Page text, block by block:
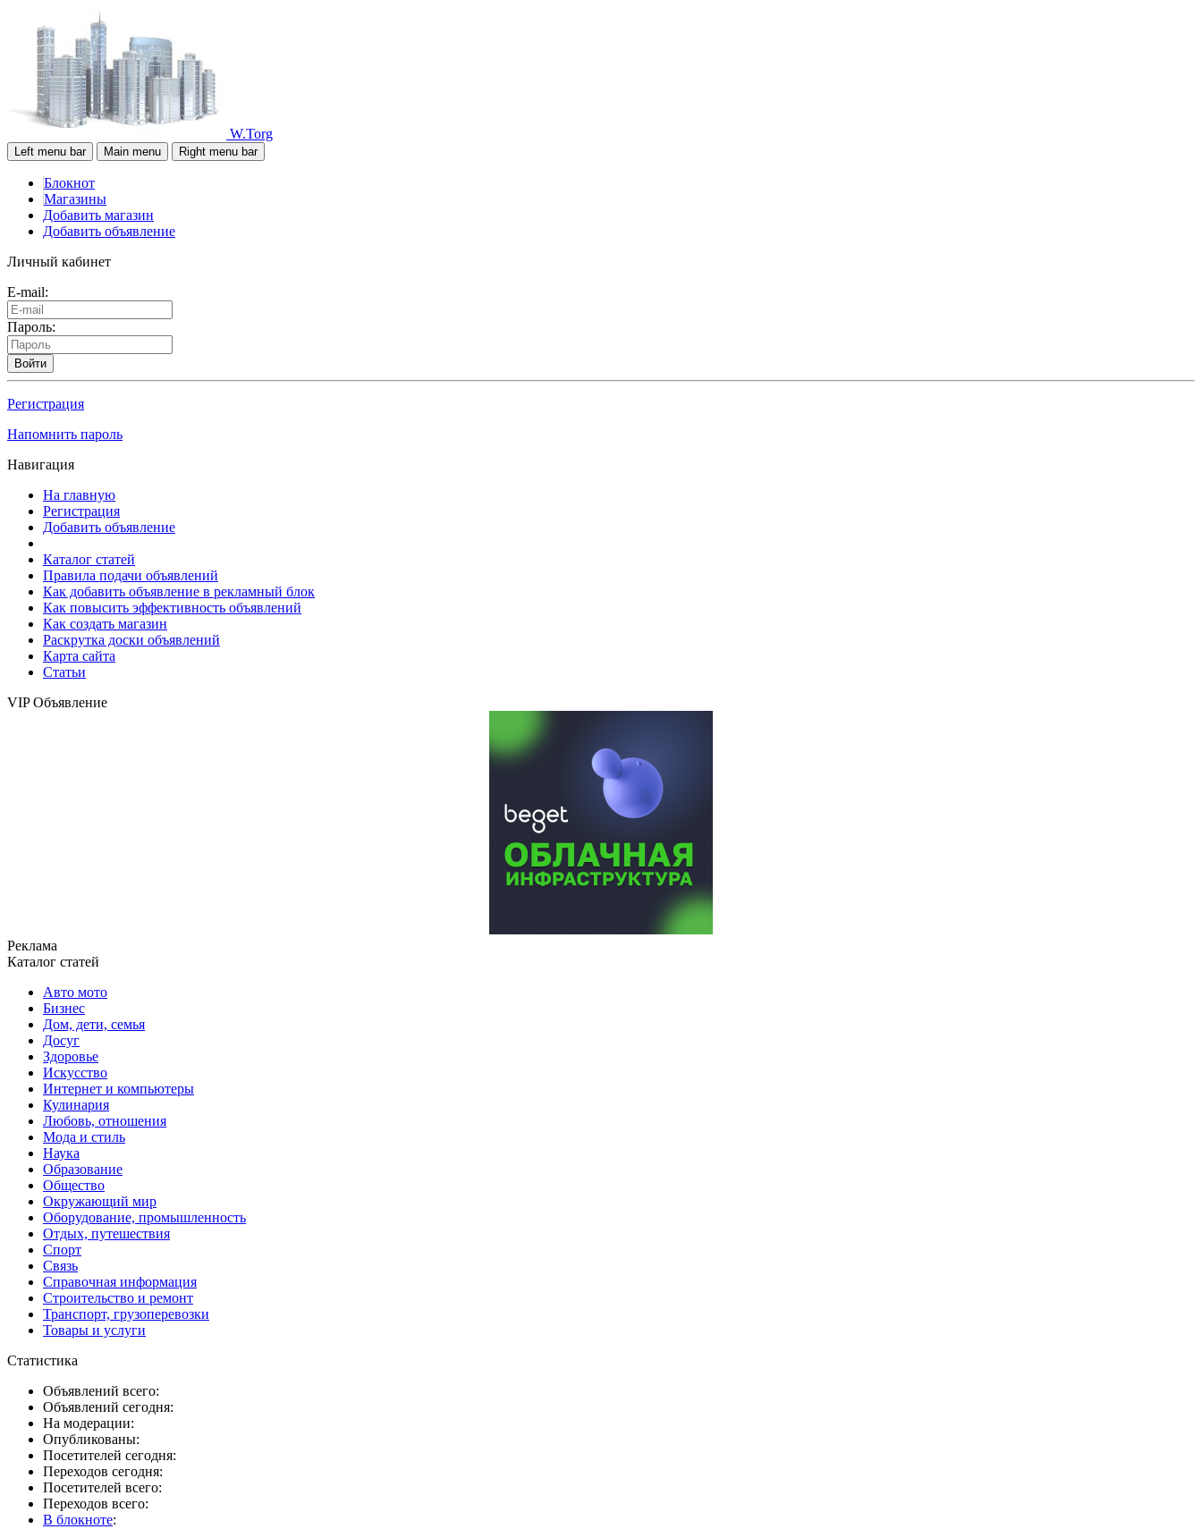
W.Torg
Left menu bar Main menu Right menu bar
Блокнот
Магазины
Добавить магазин
Добавить объявление
Личный кабинет
E-mail:
Пароль:
Войти
Регистрация
Напомнить пароль
Навигация
На главную
Регистрация
Добавить объявление
Каталог статей
Правила подачи объявлений
Как добавить объявление в рекламный блок
Как повысить эффективность объявлений
Как создать магазин
Раскрутка доски объявлений
Карта сайта
Статьи
VIP Объявление
Реклама
Каталог статей
Авто мото
Бизнес
Дом, дети, семья
Досуг
Здоровье
Искусство
Интернет и компьютеры
Кулинария
Любовь, отношения
Мода и стиль
Наука
Образование
Общество
Окружающий мир
Оборудование, промышленность
Отдых, путешествия
Спорт
Связь
Справочная информация
Строительство и ремонт
Транспорт, грузоперевозки
Товары и услуги
Статистика
Объявлений всего:
Объявлений сегодня:
На модерации:
Опубликованы:
Посетителей сегодня:
Переходов сегодня:
Посетителей всего:
Переходов всего:
В блокноте: